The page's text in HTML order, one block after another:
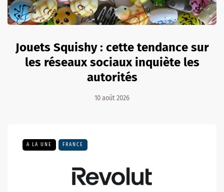
Jouets Squishy : cette tendance sur
les réseaux sociaux inquiète les
autorités
10 août 2026
A LA UNE FRANCE